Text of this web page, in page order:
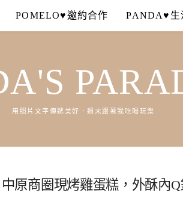
POMELO♥邀約合作 PANDA♥生
用照片文字傳遞美好．週末跟著我吃喝玩樂
原商圈現烤雞蛋糕，外酥內Q